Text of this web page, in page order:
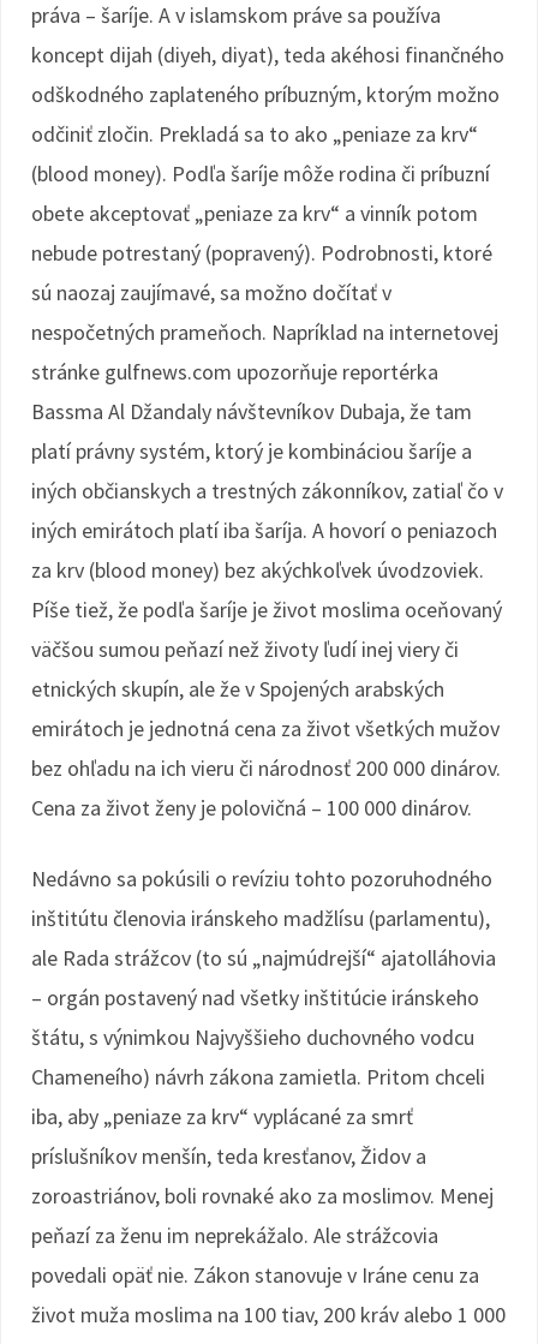
práva – šaríje. A v islamskom práve sa používa
koncept dijah (diyeh, diyat), teda akéhosi finančného
odškodného zaplateného príbuzným, ktorým možno
odčiniť zločin. Prekladá sa to ako „peniaze za krv“
(blood money). Podľa šaríje môže rodina či príbuzní
obete akceptovať „peniaze za krv“ a vinník potom
nebude potrestaný (popravený). Podrobnosti, ktoré
sú naozaj zaujímavé, sa možno dočítať v
nespočetných prameňoch. Napríklad na internetovej
stránke gulfnews.com upozorňuje reportérka
Bassma Al Džandaly návštevníkov Dubaja, že tam
platí právny systém, ktorý je kombináciou šaríje a
iných občianskych a trestných zákonníkov, zatiaľ čo v
iných emirátoch platí iba šaríja. A hovorí o peniazoch
za krv (blood money) bez akýchkoľvek úvodzoviek.
Píše tiež, že podľa šaríje je život moslima oceňovaný
väčšou sumou peňazí než životy ľudí inej viery či
etnických skupín, ale že v Spojených arabských
emirátoch je jednotná cena za život všetkých mužov
bez ohľadu na ich vieru či národnosť 200 000 dinárov.
Cena za život ženy je polovičná – 100 000 dinárov.
Nedávno sa pokúsili o revíziu tohto pozoruhodného
inštitútu členovia iránskeho madžlísu (parlamentu),
ale Rada strážcov (to sú „najmúdrejší“ ajatolláhovia
– orgán postavený nad všetky inštitúcie iránskeho
štátu, s výnimkou Najvyššieho duchovného vodcu
Chameneího) návrh zákona zamietla. Pritom chceli
iba, aby „peniaze za krv“ vyplácané za smrť
príslušníkov menšín, teda kresťanov, Židov a
zoroastriánov, boli rovnaké ako za moslimov. Menej
peňazí za ženu im neprekážalo. Ale strážcovia
povedali opäť nie. Zákon stanovuje v Iráne cenu za
život muža moslima na 100 tiav, 200 kráv alebo 1 000